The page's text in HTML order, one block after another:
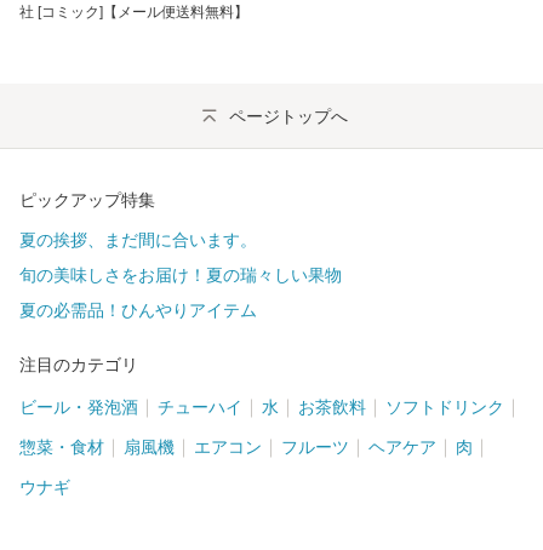
社 [コミック]【メール便送料無料】
ページトップへ
ピックアップ特集
夏の挨拶、まだ間に合います。
旬の美味しさをお届け！夏の瑞々しい果物
夏の必需品！ひんやりアイテム
注目のカテゴリ
ビール・発泡酒 チューハイ 水 お茶飲料 ソフトドリンク
惣菜・食材 扇風機 エアコン フルーツ ヘアケア 肉
ウナギ